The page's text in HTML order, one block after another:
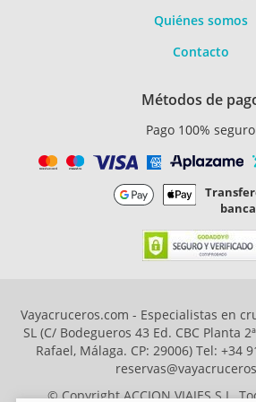
Quiénes somos
Contacto
Métodos de
Pago 100% seguro
Vayacruceros.com - Especialistas en
SL (C/ Bodegueros 43 Ed. CBC Planta
Rafael, Málaga. CP: 29006) Tel: +34
© Copyright ACCION VIAJES S.L.